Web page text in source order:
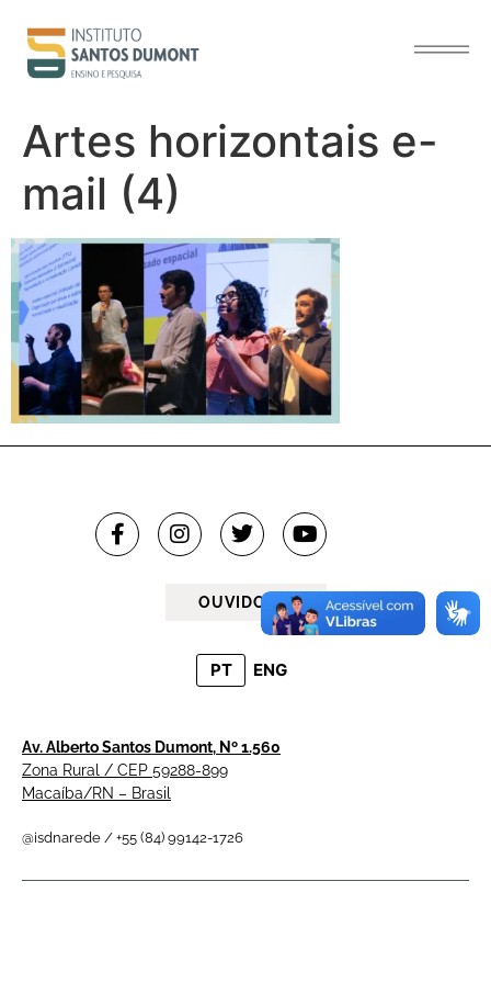
conteúdo
Artes horizontais e-
mail (4)
OUVIDORIA
PT ENG
Av. Alberto Santos Dumont, Nº 1.560
Zona Rural / CEP 59288-899
Macaíba/RN – Brasil
@isdnarede / +55 (84) 99142-1726